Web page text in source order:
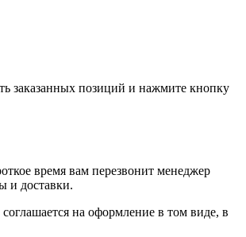
заказанных позиций и нажмите кнопку
время вам перезвонит менеджер
и доставки.
на оформление в том виде, в